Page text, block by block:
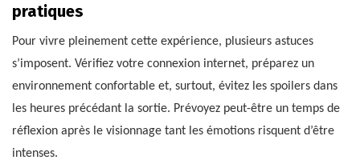
pratiques
Pour vivre pleinement cette expérience, plusieurs astuces
s’imposent. Vérifiez votre connexion internet, préparez un
environnement confortable et, surtout, évitez les spoilers dans
les heures précédant la sortie. Prévoyez peut-être un temps de
réflexion après le visionnage tant les émotions risquent d’être
intenses.